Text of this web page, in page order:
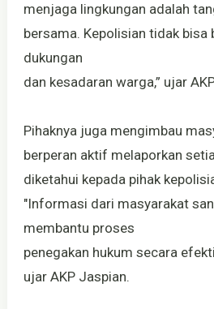
menjaga lingkungan adalah
bersama. Kepolisian tidak bisa
dukungan
dan kesadaran warga,” ujar
Pihaknya juga mengimbau
berperan aktif melaporkan
diketahui kepada pihak
"Informasi dari masyarakat
membantu proses
penegakan hukum secara
ujar AKP Jaspian.